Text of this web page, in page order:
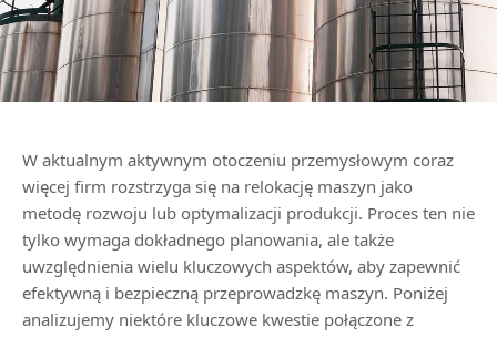
W aktualnym aktywnym otoczeniu przemysłowym coraz
więcej firm rozstrzyga się na relokację maszyn jako
metodę rozwoju lub optymalizacji produkcji. Proces ten nie
tylko wymaga dokładnego planowania, ale także
uwzględnienia wielu kluczowych aspektów, aby zapewnić
efektywną i bezpieczną przeprowadzkę maszyn. Poniżej
analizujemy niektóre kluczowe kwestie połączone z